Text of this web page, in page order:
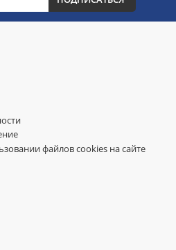
файлов cookies на сайте